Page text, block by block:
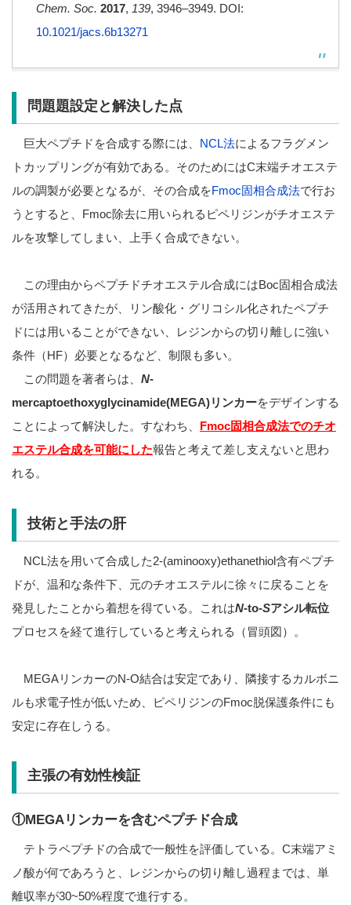
Chem. Soc. 2017, 139, 3946–3949. DOI:
10.1021/jacs.6b13271
問題題設定と解決した点
巨大ペプチドを合成する際には、 NCL法によるフラグメン
トカップリングが有効である。そのためにはC末端チオエステ
ルの調製が必要となるが、その合成をFmoc固相合成法で行お
うとすると、Fmoc除去に用いられるピペリジンがチオエステ
ルを攻撃してしまい、上手く合成できない。
この理由からペプチドチオエステル合成にはBoc固相合成法
が活用されてきたが、リン酸化・グリコシル化されたペプチ
ドには用いることができない、レジンからの切り離しに強い
条件（HF）必要となるなど、制限も多い。
この問題を著者らは、 N-
mercaptoethoxyglycinamide(MEGA)リンカーをデザインする
ことによって解決した。すなわち、 Fmoc固相合成法でのチオ
エステル合成を可能にした報告と考えて差し支えないと思わ
れる。
技術と手法の肝
NCL法を用いて合成した2-(aminooxy)ethanethiol含有ペプチ
ドが、温和な条件下、元のチオエステルに徐々に戻ることを
発見したことから着想を得ている。これはN-to-Sアシル転位
プロセスを経て進行していると考えられる（冒頭図）。
MEGAリンカーのN-O結合は安定であり、隣接するカルボニ
ルも求電子性が低いため、ピペリジンのFmoc脱保護条件にも
安定に存在しうる。
主張の有効性検証
①MEGAリンカーを含むペプチド合成
テトラペプチドの合成で一般性を評価している。C末端アミ
ノ酸が何であろうと、レジンからの切り離し過程までは、単
離収率が30~50%程度で進行する。